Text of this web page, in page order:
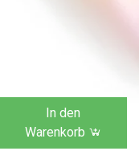
In den
Warenkorb